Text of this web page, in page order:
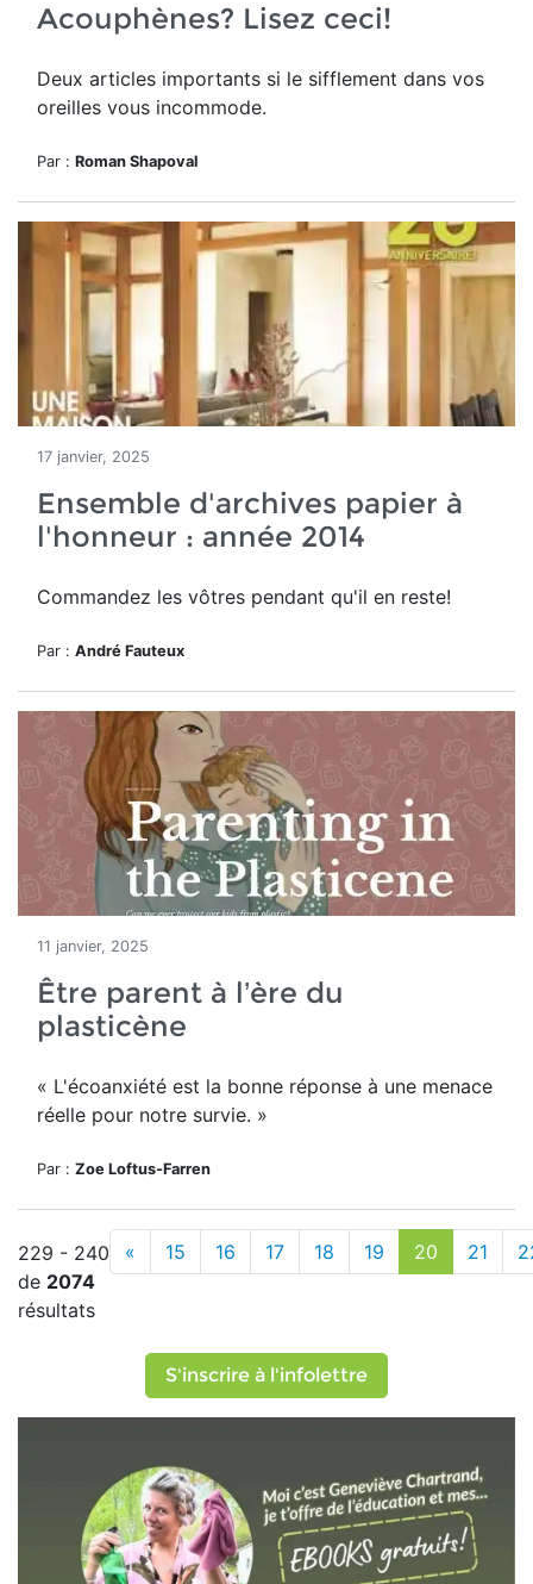
Acouphènes? Lisez ceci!
Deux articles importants si le sifflement dans vos
oreilles vous incommode.
Par : Roman Shapoval
17 janvier, 2025
Ensemble d'archives papier à
l'honneur : année 2014
Commandez les vôtres pendant qu'il en reste!
Par : André Fauteux
11 janvier, 2025
Être parent à l’ère du
plasticène
« L'écoanxiété est la bonne réponse à une menace
réelle pour notre survie. »
Par : Zoe Loftus-Farren
229 - 240
de 2074
résultats
« 15 16 17 18 19 20 21
S'inscrire à l'infolettre